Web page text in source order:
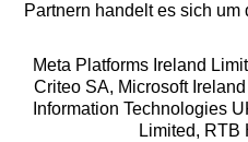
Alle Preise inkl. MwSt., zzgl.
** Bonität vorausgesetzt, berechtigt zur
Partnern handelt es sich
Meta Platforms Ireland
Criteo SA, Microsoft
Information Technologies
Limited, RTB